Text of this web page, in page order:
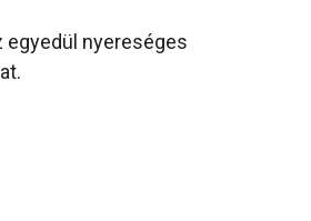
egyedül nyereséges